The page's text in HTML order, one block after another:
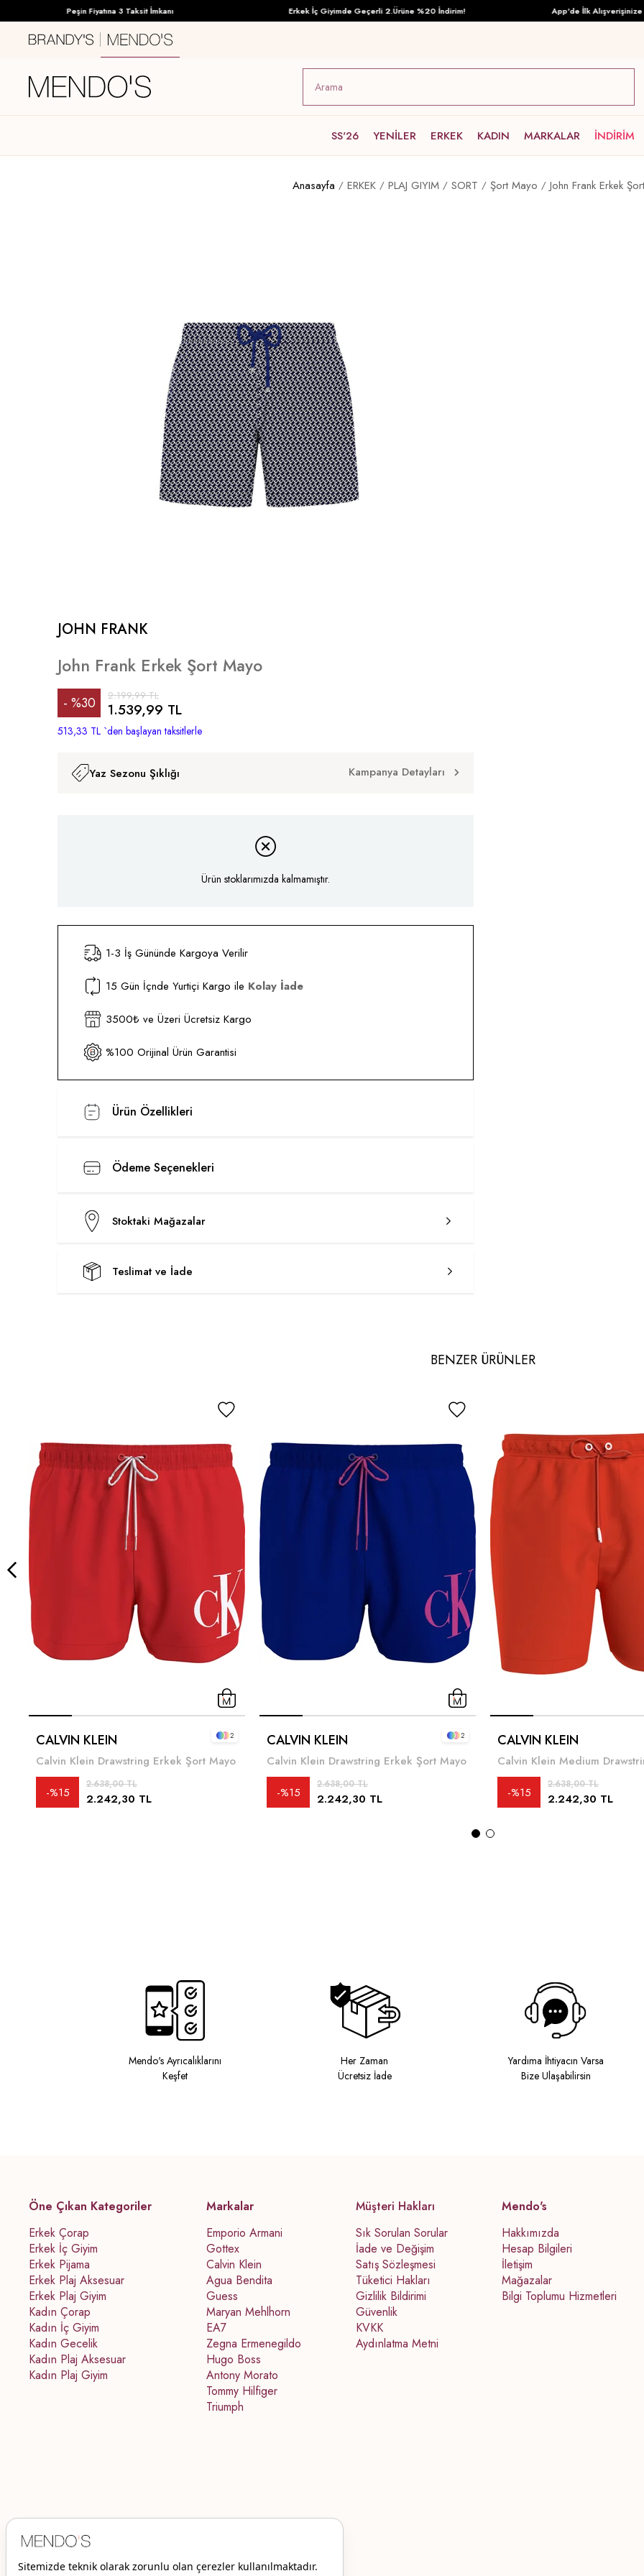
Peşin Fiyatına 3 Taksit İmkanı Erkek İç Giyimde Geçerli 2.Ürüne %20 İndirim! App'de İlk Alışverişinize
SS'26 YENİLER ERKEK KADIN MARKALAR İNDİRİM
Anasayfa ERKEK PLAJ GIYIM SORT Şort Mayo John Frank Erkek
JOHN FRANK
John Frank Erkek Şort Mayo
%30
İndirim
2.199,99 TL
1.539,99 TL
513,33 TL `den başlayan taksitlerle
Yaz Sezonu Şıklığı Kampanya Detayları
Ürün stoklarımızda kalmamıştır.
1-3 İş Gününde Kargoya Verilir
15 Gün İçnde Yurtiçi Kargo ile Kolay İade
3500₺ ve Üzeri Ücretsiz Kargo
%100 Orijinal Ürün Garantisi
Ürün Özellikleri
Ödeme Seçenekleri
Stoktaki Mağazalar
Teslimat ve İade
BENZER ÜRÜNLER
CALVIN KLEIN
Calvin Klein Drawstring Erkek Şort Mayo
2.242,30 TL
2.638,00 TL
%15
2 CALVIN KLEIN
Calvin Klein Drawstring Erkek Şort Mayo
2.242,30 TL
2.638,00 TL
%15
2 CALVIN KLEIN
2.242,30 TL
2.638,00 TL
%15
Mendo's Ayrıcalıklarını
Keşfet
Her Zaman
Ücretsiz İade
Yardıma İhtiyacın Varsa
Bize Ulaşabilirsin
Öne Çıkan Kategoriler
Erkek Çorap
Erkek İç Giyim
Erkek Pijama
Erkek Plaj Aksesuar
Erkek Plaj Giyim
Kadın Çorap
Kadın İç Giyim
Kadın Gecelik
Kadın Plaj Aksesuar
Kadın Plaj Giyim
Markalar
Emporio Armani
Gottex
Calvin Klein
Agua Bendita
Guess
Maryan Mehlhorn
EA7
Zegna Ermenegildo
Hugo Boss
Antony Morato
Tommy Hilfiger
Triumph
Müşteri Hakları
Sık Sorulan Sorular
İade ve Değişim
Satış Sözleşmesi
Tüketici Hakları
Gizlilik Bildirimi
Güvenlik
KVKK
Aydınlatma Metni
Mendo's
Hakkımızda
Hesap Bilgileri
İletişim
Mağazalar
Bilgi Toplumu Hizmetleri